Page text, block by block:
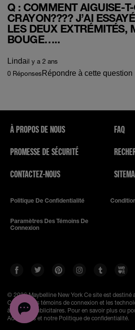
Q : COMMENT AIGUISE-
CRAYON???? J’AI
LES DEUX EXTRÉMITÉS,
BOUGE…..
Lindail y a 2 ans
0 Réponses Répondre à cette question
À PROPOS DE NOUS
PROMESSE DE SÉCURITÉ
CONTACTEZ-NOUS
FAQ
Politique De Confidentialité
Paramètres Des Témoins De
Connexion
© 2026 Maybelline New York Ce site est destiné
Canada. Les témoins de connexion et les
à des fins publicitaires. Pour en savoir plus ou
AdChoices et notre Politique de confidentialité.